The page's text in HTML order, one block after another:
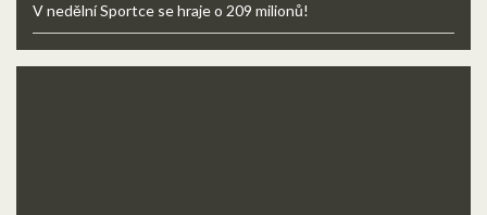
V nedělní Sportce se hraje o 209 milionů!